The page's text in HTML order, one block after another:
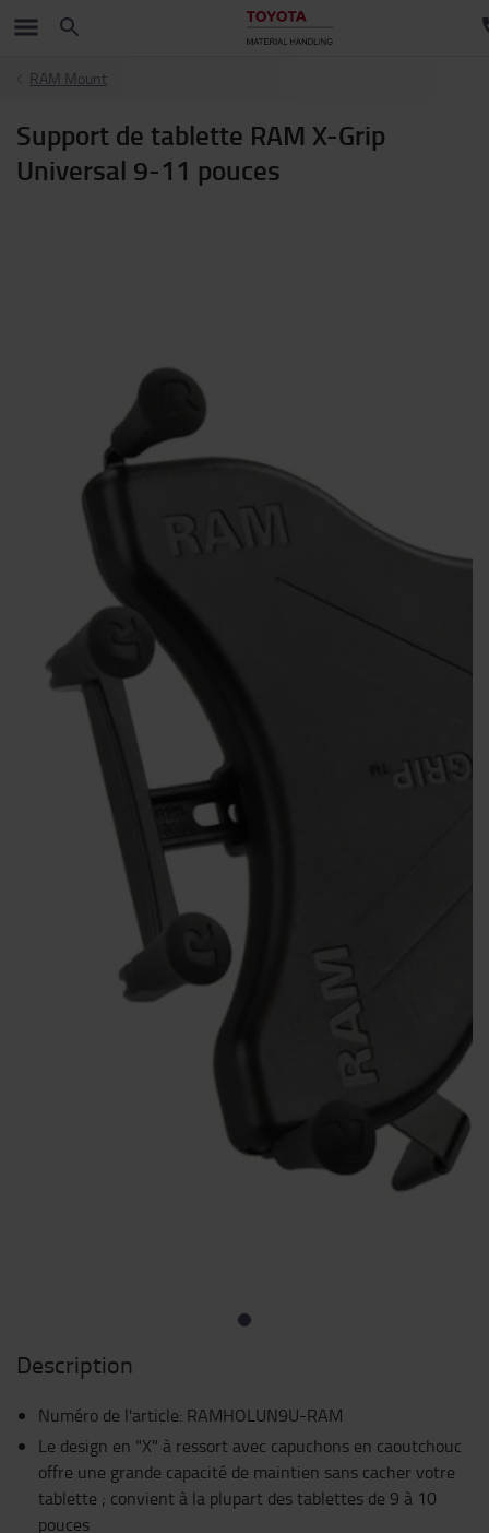
RAM Mount
Support de tablette RAM X-Grip
Universal 9-11 pouces
Description
Numéro de l'article: RAMHOLUN9U-RAM
Le design en "X" à ressort avec capuchons en caoutchouc
offre une grande capacité de maintien sans cacher votre
tablette ; convient à la plupart des tablettes de 9 à 10
pouces